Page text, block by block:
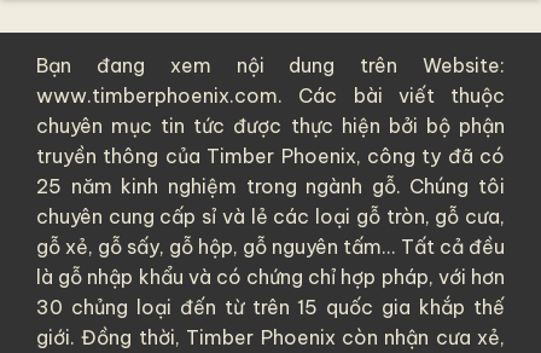
Bạn đang xem nội dung trên Website:
www.timberphoenix.com. Các bài viết thuộc
chuyên mục tin tức được thực hiện bởi bộ phận
truyền thông của Timber Phoenix, công ty đã có
25 năm kinh nghiệm trong ngành gỗ. Chúng tôi
chuyên cung cấp sỉ và lẻ các loại gỗ tròn, gỗ cưa,
gỗ xẻ, gỗ sấy, gỗ hộp, gỗ nguyên tấm... Tất cả đều
là gỗ nhập khẩu và có chứng chỉ hợp pháp, với hơn
30 chủng loại đến từ trên 15 quốc gia khắp thế
giới. Đồng thời, Timber Phoenix còn nhận cưa xẻ,